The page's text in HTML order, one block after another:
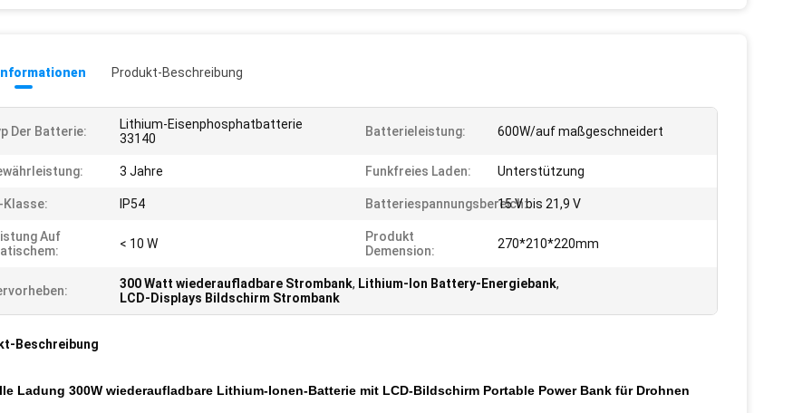
Produkt-Beschreibung
Der Batterie:
Lithium-Eisenphosphatbatterie
33140
Batterieleistung: 600W/auf maßgeschneidert
3 Jahre Funkfreies Laden: Unterstützung
Klasse: IP54 Batteriespannungsbereich:15 V bis 21,9 V
Auf
< 10 W
Produkt
Demension:
270*210*220mm
300 Watt wiederaufladbare Strombank, Lithium-Ion Battery-Energiebank,
LCD-Displays Bildschirm Strombank
Beschreibung
Ladung 300W wiederaufladbare Lithium-Ionen-Batterie mit LCD-Bildschirm Portable Power Bank für Drohnen